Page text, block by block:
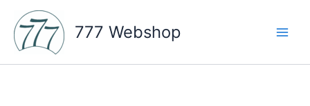
content
777 Webshop